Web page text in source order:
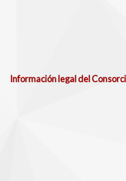
Información legal del